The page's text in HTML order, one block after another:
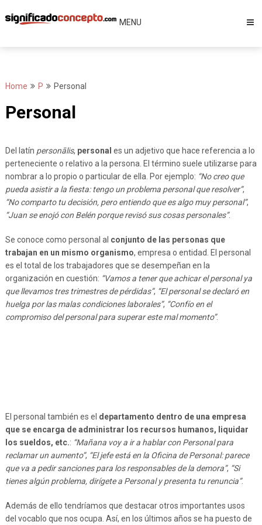
to
MENU
Home P Personal
Personal
Del latín personālis, personal es un adjetivo que hace referencia a lo
perteneciente o relativo a la persona. El término suele utilizarse para
nombrar a lo propio o particular de ella. Por ejemplo: “No creo que
pueda asistir a la fiesta: tengo un problema personal que resolver”,
“No comparto tu decisión, pero entiendo que es algo muy personal”,
“Juan se enojó con Belén porque revisó sus cosas personales”.
Se conoce como personal al conjunto de las personas que
trabajan en un mismo organismo, empresa o entidad. El personal
es el total de los trabajadores que se desempeñan en la
organización en cuestión: “Vamos a tener que achicar el personal ya
que llevamos tres trimestres de pérdidas”, “El personal se declaró en
huelga por las malas condiciones laborales”, “Confío en el
compromiso del personal para superar este mal momento”.
El personal también es el departamento dentro de una empresa
que se encarga de administrar los recursos humanos, liquidar
los sueldos, etc.: “Mañana voy a ir a hablar con Personal para
reclamar un aumento”, “El jefe está en la Oficina de Personal: parece
que va a pedir sanciones para los responsables de la demora”, “Si
tienes algún problema, dirígete a Personal y presenta tu renuncia”.
Además de ello tendríamos que destacar otros importantes usos
del vocablo que nos ocupa. Así, en los últimos años se ha puesto de